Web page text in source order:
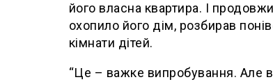
його власна квартира. І
охопило його дім, розбирав
кімнати дітей.
“Це – важке випробування. Але